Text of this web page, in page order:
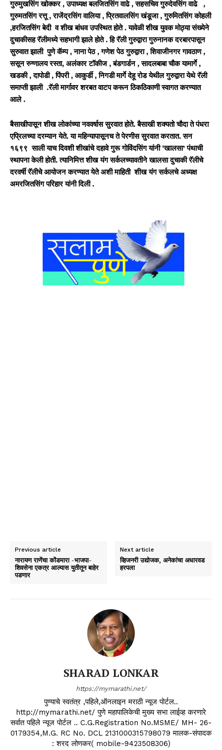
गुरुमुखसिंग खोक्कर , उपाध्यक्ष बलजितसिंग वाढे , सहसचिव गुरुदेवसिंग वाढे ,
गुरुमतसिंग रत्तू , राजेंद्रसिंग वालिया , प्रितवालसिंग खंडूजा , गुरुमितसिंग कोहली
,हरजितसिंग बेदी व शीख बांधव उपस्थित होते . यावेळी शीख युवक मोठ्या संख्येने
दुचाकीसह रॅलीमध्ये सहभागी झाले होते . हि रॅली गुरुद्वारा गुरुनानक दरबारपासून
सुरुवात झाली पुणे कॅम्प , नाना पेठ , गणेश पेठ गुरुद्वारा , शिवाजीनगर गावठाण ,
ससून रुग्णालय रस्ता, अलंकार टॉकीज , बंडगार्डन , सादलबाबा चौक यामार्गे ,
खडकी , दापोडी , पिंपरी , आकुर्डी , निगडी मार्गे देहू रोड येथील गुरुद्वारा येथे रॅली
समाप्ती झाली .रॅली मार्गावर शरबत वाटप करून ठिकठिकाणी स्वागत करण्यात
आले .
बैसाखीपासून शीख लोकांच्या नववर्षास सुरवात होते. बैसाखी शक्यतो चौदा ते पंधरा
एप्रिलच्या दरम्यान येते. या महिन्यापासूनच ते पेरणीस सुरवात करतात. सन
१६९९ साली याच दिवशी शीखांचे दहावे गुरू गोविंदसिंग यांनी ‘खालसा’ पंथाची
स्थापना केली होती. त्यानिमित्त शीख यंग सर्कलच्यावतीने खालसा दुचाकी रॅलीचे
दरवर्षी रॅलीचे आयोजन करण्यात येते अशी माहिती शीख यंग सर्कलचे अध्यक्ष
अमरजितसिंग परिहार यांनी दिली .
Previous article
नारायण राणेंचा कोंडमारा -भाजपा-
शिवसेना एकत्र आल्यास युतीतून बाहेर
पडणार
Next article
व्हिजनरी उद्योजक, अनेकांचा अधारवड
हरपला
SHARAD LONKAR
https://mymarathi.net/
पुण्याचे स्वतंत्र ,पहिले,ऑनलाइन मराठी न्यूज पोर्टल..
http://mymarathi.net/ पुणे महापालिकेची मुख्य सभा लाईव्ह करणारे
सर्वात पहिले न्यूज पोर्टल .. C.G.Registration No.MSME/ MH- 26-
0179354,M.G. RC No. DCL 2131000315798079 मालक-संपादक
: शरद लोणकर( mobile-9423508306)